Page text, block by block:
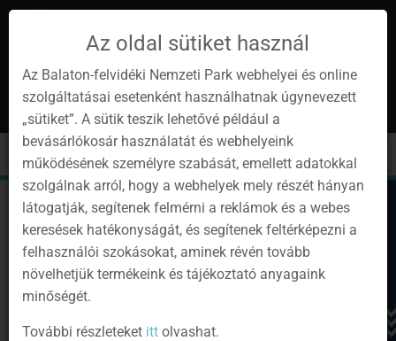
Instagram
YoutubeFacebookProgramok
Hírlevél
hu
Toggle
cart
Toggle
navigation
Bejelentkezés
Az oldal sütiket használ
Az Balaton-felvidéki Nemzeti Park webhelyei és online
szolgáltatásai esetenként használhatnak úgynevezett
„sütiket”. A sütik teszik lehetővé például a
bevásárlókosár használatát és webhelyeink
működésének személyre szabását, emellett adatokkal
szolgálnak arról, hogy a webhelyek mely részét hányan
látogatják, segítenek felmérni a reklámok és a webes
keresések hatékonyságát, és segítenek feltérképezni a
felhasználói szokásokat, aminek révén tovább
növelhetjük termékeink és tájékoztató anyagaink
minőségét.
További részleteket ittolvashat.